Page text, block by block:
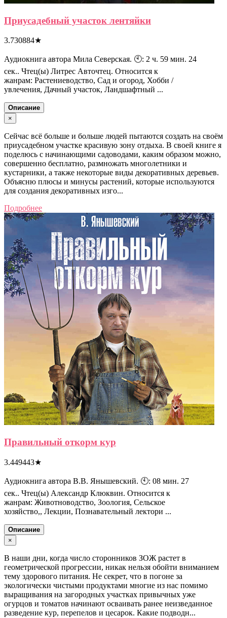
Приусадебный участок лентяйки
3.730884★
Аудиокнига автора Мила Северская. 🕙: 2 ч. 59 мин. 24
сек.. Чтец(ы) Литрес Авточтец. Относится к
жанрам: Растениеводство, Сад и огород, Хобби /
увлечения, Дачный участок, Ландшафтный ...
Описание
×
Сейчас всё больше и больше людей пытаются создать на своём
приусадебном участке красивую зону отдыха. В своей книге я
поделюсь с начинающими садоводами, каким образом можно,
совершенно бесплатно, размножать многолетники и
кустарники, а также некоторые виды декоративных деревьев.
Объясню плюсы и минусы растений, которые используются
для создания декоративных изго...
Подробнее
Правильный откорм кур
3.449443★
Аудиокнига автора В.В. Янышевский. 🕙: 08 мин. 27
сек.. Чтец(ы) Александр Клюквин. Относится к
жанрам: Животноводство, Зоология, Сельское
хозяйство,, Лекции, Познавательный лектори ...
Описание
×
В наши дни, когда число сторонников ЗОЖ растет в
геометрической прогрессии, никак нельзя обойти вниманием
тему здорового питания. Не секрет, что в погоне за
экологически чистыми продуктами многие из нас помимо
выращивания на загородных участках привычных уже
огурцов и томатов начинают осваивать ранее неизведанное
разведение кур, перепелов и цесарок. Какие подводн...